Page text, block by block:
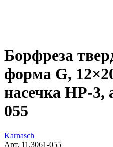
Борфреза
форма G,
насечка HP-3,
055
Karnasch
Арт. 11.3061-055